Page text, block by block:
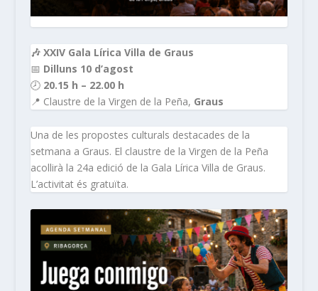
🎶 XXIV Gala Lírica Villa de Graus
📅 Dilluns 10 d’agost
🕗 20.15 h – 22.00 h
📍 Claustre de la Virgen de la Peña, Graus
Una de les propostes culturals destacades de la
setmana a Graus. El claustre de la Virgen de la Peña
acollirà la 24a edició de la Gala Lírica Villa de Graus.
L’activitat és gratuïta.